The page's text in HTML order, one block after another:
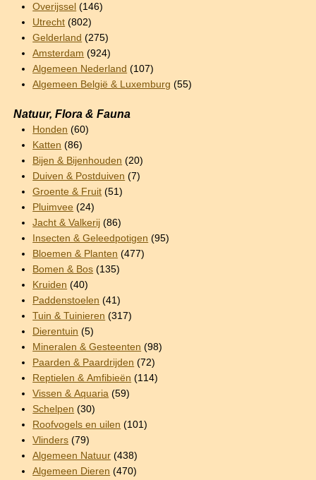
Overijssel (146)
Utrecht (802)
Gelderland (275)
Amsterdam (924)
Algemeen Nederland (107)
Algemeen België & Luxemburg (55)
Natuur, Flora & Fauna
Honden (60)
Katten (86)
Bijen & Bijenhouden (20)
Duiven & Postduiven (7)
Groente & Fruit (51)
Pluimvee (24)
Jacht & Valkerij (86)
Insecten & Geleedpotigen (95)
Bloemen & Planten (477)
Bomen & Bos (135)
Kruiden (40)
Paddenstoelen (41)
Tuin & Tuinieren (317)
Dierentuin (5)
Mineralen & Gesteenten (98)
Paarden & Paardrijden (72)
Reptielen & Amfibieën (114)
Vissen & Aquaria (59)
Schelpen (30)
Roofvogels en uilen (101)
Vlinders (79)
Algemeen Natuur (438)
Algemeen Dieren (470)